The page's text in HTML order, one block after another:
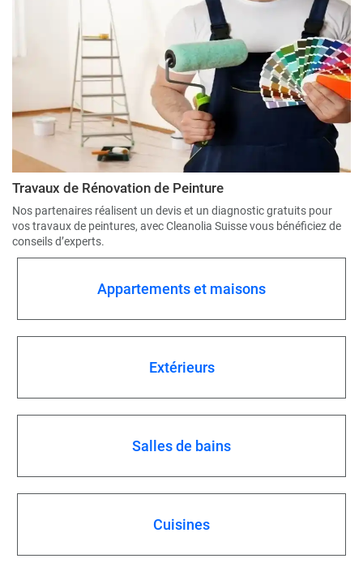
Travaux de Rénovation de Peinture
Nos partenaires réalisent un devis et un diagnostic gratuits pour
vos travaux de peintures, avec Cleanolia Suisse vous bénéficiez de
conseils d’experts.
Appartements et maisons
Extérieurs
Salles de bains
Cuisines